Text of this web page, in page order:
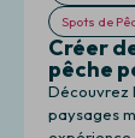
Spots de
Créer
pêche
Découvrez
paysages